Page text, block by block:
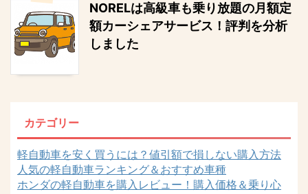
NORELは高級車も乗り放題の月額定
額カーシェアサービス！評判を分析
しました
カテゴリー
軽自動車を安く買うには？値引額で損しない購入方法
人気の軽自動車ランキング＆おすすめ車種
ホンダの軽自動車を購入レビュー！購入価格＆乗り心